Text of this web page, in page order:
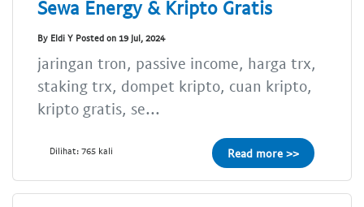
Sewa Energy & Kripto Gratis
By Eldi Y Posted on 19 Jul, 2024
jaringan tron, passive income, harga trx,
staking trx, dompet kripto, cuan kripto,
kripto gratis, se...
Dilihat: 765 kali Read more >>